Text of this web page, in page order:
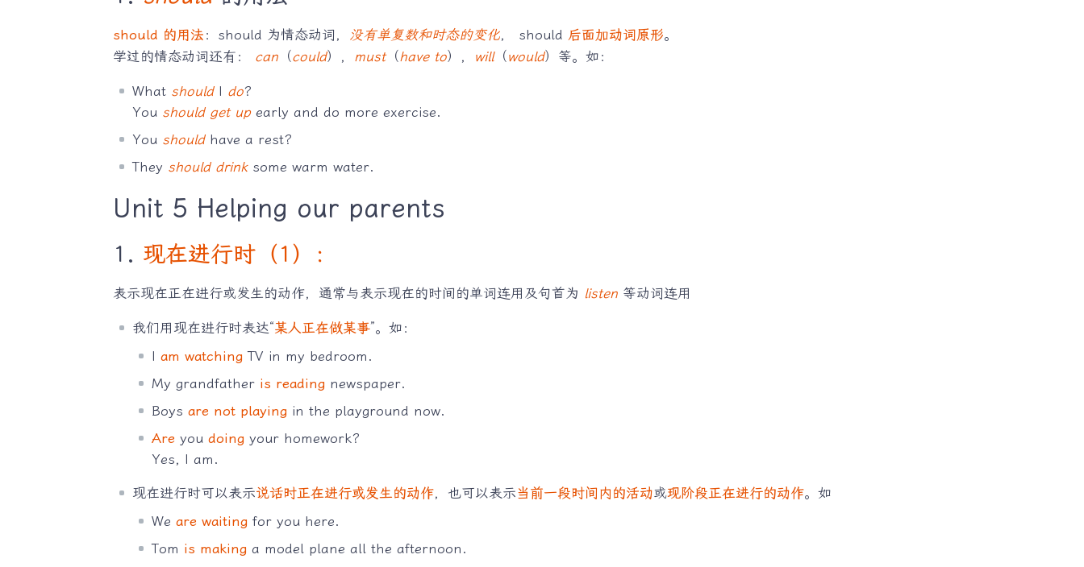
should 的用法 ：should 为情态动词， 没有单复数和时态的变化， should 后面加动词原形。
学过的情态动词还有： can（could）， must（have to）， will（ would）等。如：
What shouldI do?
You should get upearly and do more exercise.
You shouldhave a rest?
They should drinksome warm water.
Unit 5 Helping our parents
1. 现在进行时（1）：
表示现在正在进行或发生的动作，通常与表示现在的时间的单词连用及句首为 listen等动词连用
我们用现在进行时表达“某人正在做某事”。如：
I am watching TV in my bedroom.
My grandfather is reading newspaper.
Boys are not playing in the playground now.
Areyou doing your homework?
Yes, I am.
现在进行时可以表示说话时正在进行或发生的动作，也可以表示当前一段时间内的活动或现阶段正在进行的动作。如
We are waiting for you here.
Tom is making a model plane all the afternoon.